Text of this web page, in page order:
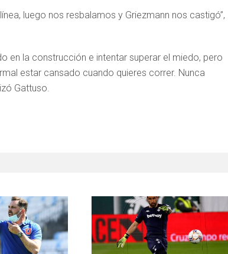
luego nos resbalamos y Griezmann nos castigó”,
en la construcción e intentar superar el miedo, pero
estar cansado cuando quieres correr. Nunca
Gattuso.